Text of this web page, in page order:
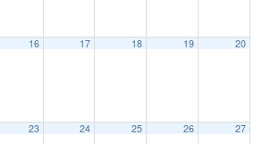
16 17 18 19 20
23 24 25 26 27